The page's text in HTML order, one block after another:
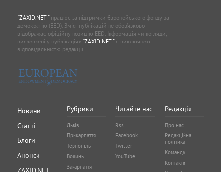
"ZAXID.NET "працює за підтримки Європейського фонду за
демократію (EED). Зміст публікацій не обов’язково
відображає офіційну позицію EED. Інформація чи погляди,
висловлені у публікаціях "ZAXID.NET "є виключною
відповідальністю редакції.
Новини
Статті
Блоги
Анонси
ZAXID.NET
Рубрики
Львів
Прикарпаття
Тернопіль
Волинь
Закарпаття
Читайте нас
Rss
Facebook
Twitter
YouTube
Редакція
Про нас
Редакційна
політика
Команда
Контакти